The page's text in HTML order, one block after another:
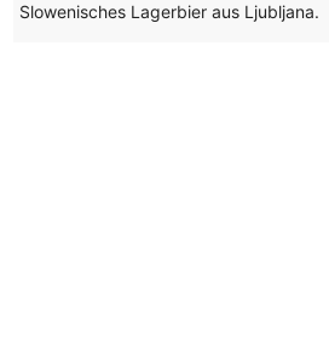
Slowenisches Lagerbier aus Ljubljana.